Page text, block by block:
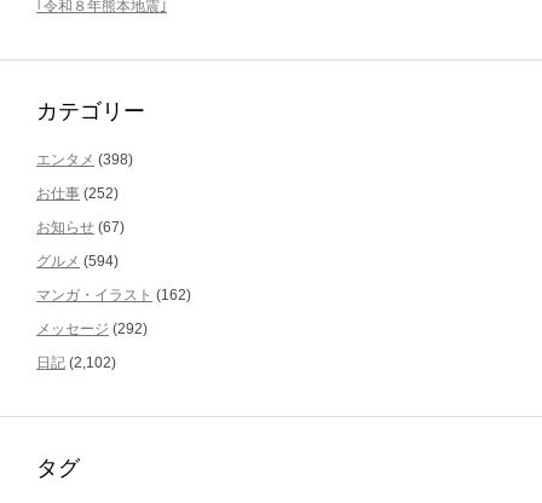
｢令和８年熊本地震｣
カテゴリー
エンタメ (398)
お仕事 (252)
お知らせ (67)
グルメ (594)
マンガ・イラスト (162)
メッセージ (292)
日記 (2,102)
タグ